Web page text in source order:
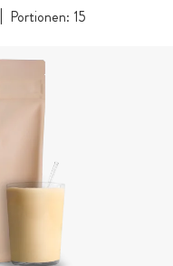
Portionen: 15